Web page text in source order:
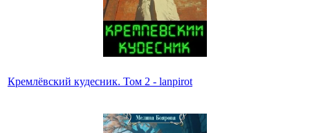
Кремлёвский кудесник. Том 2 - lanpirot